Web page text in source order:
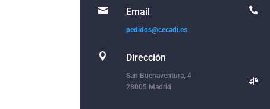
 Email
pedidos@cecadi.es
 Dirección
San Buenaventura, 4
28005 Madrid

